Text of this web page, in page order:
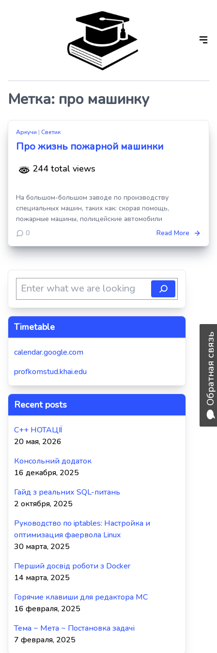
Метка: про машинку
Аркучи | Светик
Про жизнь пожарной машинки
244 total views
На большом-большом заводе по производству
специальных машин, таких как: скорая помощь,
пожарные машины, полицейские автомобили
0
Read More
Timetable
calendar.google.com
profkomstud.khai.edu
Recent posts
C++ НОТАЦІЇ
20 мая, 2026
Консольний додаток
16 декабря, 2025
Гайд з реальних SQL-питань
2 октября, 2025
Руководство по iptables: Настройка и
оптимизация фаервола Linux
30 марта, 2025
Перший досвід роботи з Docker
14 марта, 2025
Горячие клавиши для редактора MC
16 февраля, 2025
Тема ~ Мета ~ Постановка задачі
7 февраля, 2025
Обратная связь